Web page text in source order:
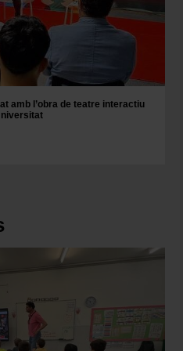
que encontrarás en el
la web.
amb l’obra de teatre interactiu